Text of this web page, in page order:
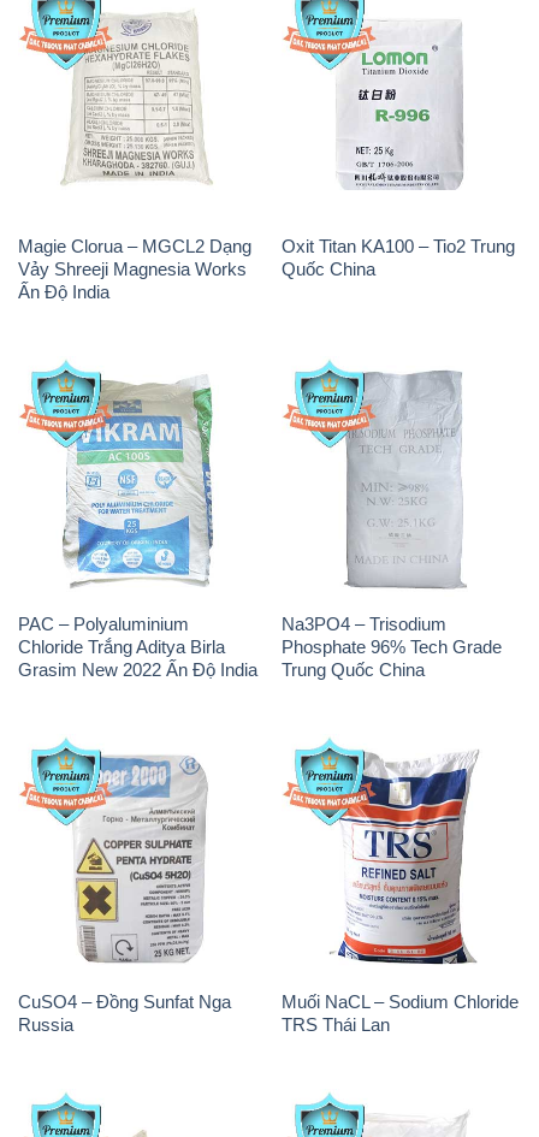
Magie Clorua – MGCL2 Dạng
Vảy Shreeji Magnesia Works
Ấn Độ India
Oxit Titan KA100 – Tio2 Trung
Quốc China
PAC – Polyaluminium
Chloride Trắng Aditya Birla
Grasim New 2022 Ấn Độ India
Na3PO4 – Trisodium
Phosphate 96% Tech Grade
Trung Quốc China
CuSO4 – Đồng Sunfat Nga
Russia
Muối NaCL – Sodium Chloride
TRS Thái Lan